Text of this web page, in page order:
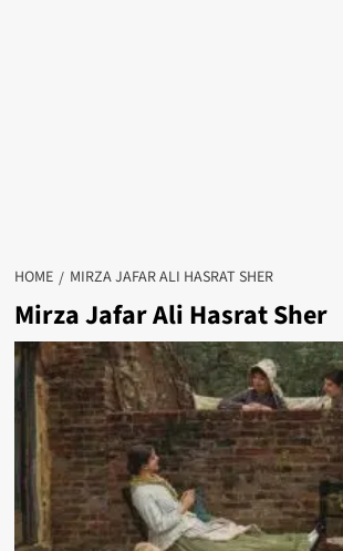
HOME MIRZA JAFAR ALI HASRAT SHER
Mirza Jafar Ali Hasrat Sher